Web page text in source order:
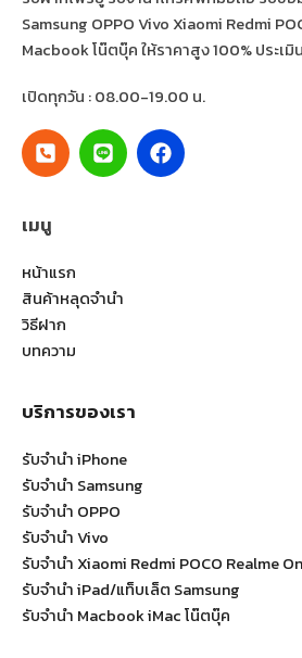
Samsung OPPO Vivo Xiaomi Redmi
Macbook โน๊ตบุ๊ค ให้ราคาสูง 100% ประเมิ
เปิดทุกวัน : 08.00-19.00 น.
เมนู
หน้าแรก
สินค้าหลุดจำนำ
วิธีฝาก
บทความ
บริการของเรา
รับจำนำ iPhone
รับจำนำ Samsung
รับจำนำ OPPO
รับจำนำ Vivo
รับจำนำ Xiaomi Redmi POCO Realme
รับจำนำ iPad/แท็บเล็ต Samsung
รับจำนำ Macbook iMac โน๊ตบุ๊ค